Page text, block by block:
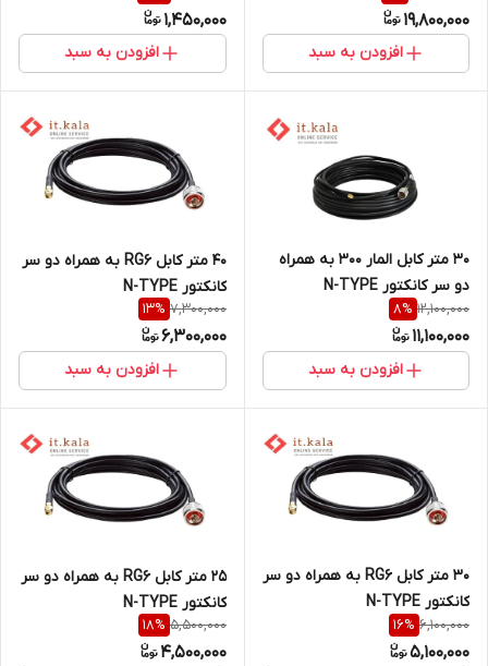
19,800,000
افزودن به سبد
1,450,000
افزودن به سبد
30 متر کابل المار 300 به همراه
دو سر کانکتور N-TYPE
12,100,000
8%
11,100,000
افزودن به سبد
40 متر کابل RG6 به همراه دو سر
کانکتور N-TYPE
7,300,000
13%
6,300,000
افزودن به سبد
30 متر کابل RG6 به همراه دو سر
کانکتور N-TYPE
6,100,000
16%
5,100,000
25 متر کابل RG6 به همراه دو سر
کانکتور N-TYPE
5,500,000
18%
4,500,000